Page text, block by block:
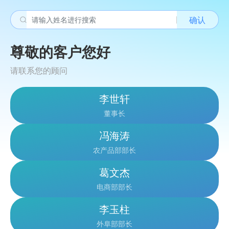
确认
尊敬的客户您好
请联系您的顾问
李世轩
董事长
冯海涛
农产品部部长
葛文杰
电商部部长
李玉柱
外阜部部长